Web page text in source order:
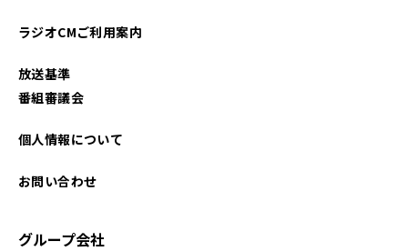
ラジオCMご利用案内
放送基準
番組審議会
個人情報について
お問い合わせ
グループ会社